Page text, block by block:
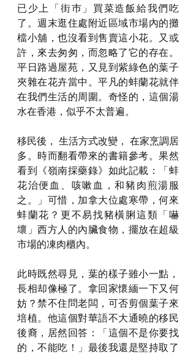
已少上「街巿」買菜造飯給我們吃
了。週末逛住處附近區域市場內的攤
檔小舖，也沒看到售賣這小花。又或
許，來去匆匆，而忽略了它的存在。
平日路過屋苑，又見到紫綠色的葉子
夾雜在花卉當中。平凡的蚌蘭花就伴
在我們生活的周圍。奇怪的，這個湯
水在香港，似乎不太普遍。
移民後， 生活方式改變， 在家烹調居
多。時而翻看帶來的書籍參考。果然
看到《嶺南採藥錄》如此記載：「蚌
花治便血、咳嗽血，和豬肉煎湯服
之。」可惜，加拿大位處寒帶，何來
蚌蘭花？更不易找豬橫脷這類「嚇
壞」西方人的內臟食物，擺放在超級
市場的凍肉櫃內。
此時既然尋見，葉的樣子雖小一點，
長相却像極了。拿回家懷緬一下又何
妨？禁不住問老闆，可否剪個葉子來
培植。他這個對華語不大通曉的移民
後裔，居然回答：「這個不是你要找
的，不能吃！」最後我還是堅持取了